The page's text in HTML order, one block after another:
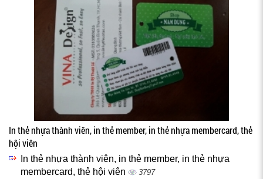
In thẻ nhựa thành viên, in thẻ member, in thẻ nhựa membercard, thẻ
hội viên
In thẻ nhựa thành viên, in thẻ member, in thẻ nhựa
membercard, thẻ hội viên
3797